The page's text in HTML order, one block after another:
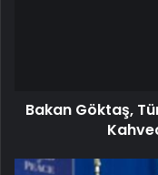
Bakan Göktaş,